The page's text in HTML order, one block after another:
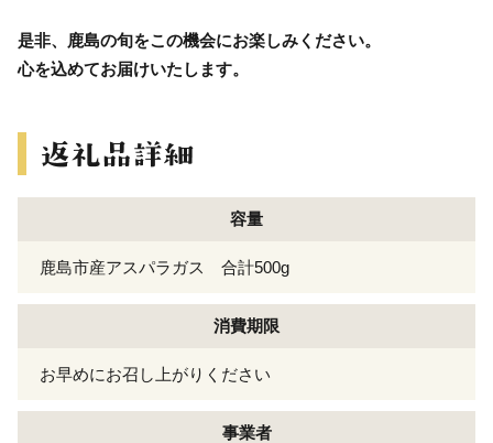
是非、鹿島の旬をこの機会にお楽しみください。
心を込めてお届けいたします。
容量
鹿島市産アスパラガス 合計500g
消費期限
お早めにお召し上がりください
事業者